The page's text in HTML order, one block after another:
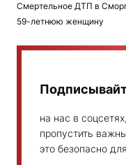
Смертельное ДТП в
59-летнюю женщину
на нас в
пропустить
это безопасно